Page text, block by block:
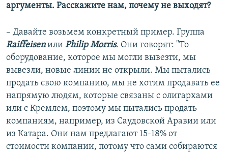
аргументы. Расскажите нам, почему не выходят?
– Давайте возьмем конкретный пример. Группа
Raiffeisenили Philip Morris. Они говорят: "То
оборудование, которое мы могли вывезти, мы
вывезли, новые линии не открыли. Мы пытались
продать свою компанию, мы не хотим продавать ее
напрямую людям, которые связаны с олигархами
или с Кремлем, поэтому мы пытались продать
компаниям, например, из Саудовской Аравии или
из Катара. Они нам предлагают 15-18% от
стоимости компании, потому что сами собираются